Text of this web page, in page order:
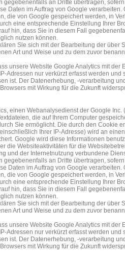
gegebenenfalls an Dritte übertragen,
Daten im Auftrag von Google verarbeiten.
die von Google gespeichert werden, in
eine entsprechende Einstellung Ihrer
hin, dass Sie in diesem Fall
nutzen können.
Sie sich mit der Bearbeitung der über
Art und Weise und zu dem zuvor
unsere Website Google Analytics mit der
Adressen nur verkürzt erfasst werden und
ist. Der Datenerhebung, -verarbeitung
mit Wirkung für die Zukunft
einen Webanalysedienst der Google Inc.
die auf Ihrem Computer
Sie ermöglicht. Die durch den Cookie
Ihrer IP-Adresse) wird an
Google wird diese Informationen
die Websiteaktivitäten für die
und der Internetnutzung verbundene
gegebenenfalls an Dritte übertragen,
Daten im Auftrag von Google verarbeiten.
die von Google gespeichert werden, in
eine entsprechende Einstellung Ihrer
hin, dass Sie in diesem Fall
nutzen können.
Sie sich mit der Bearbeitung der über
Art und Weise und zu dem zuvor
unsere Website Google Analytics mit der
Adressen nur verkürzt erfasst werden und
ist. Der Datenerhebung, -verarbeitung
mit Wirkung für die Zukunft